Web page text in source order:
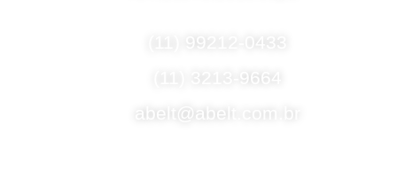
(11) 3213-9664
abelt@abelt.com.br